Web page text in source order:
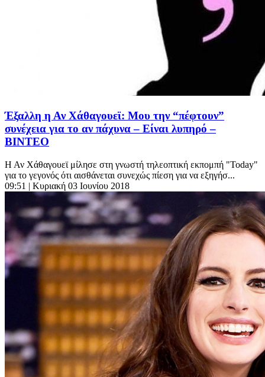
Έξαλλη η Αν Χάθαγουεϊ: Μου την “πέφτουν”
συνέχεια για το αν πάχυνα – Είναι λυπηρό –
ΒΙΝΤΕΟ
Η Αν Χάθαγουεϊ μίλησε στη γνωστή τηλεοπτική εκπομπή "Today"
για το γεγονός ότι αισθάνεται συνεχώς πίεση για να εξηγήσ...
09:51 | Κυριακή 03 Ιουνίου 2018